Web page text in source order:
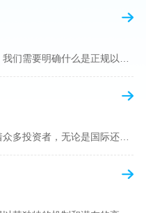
期货市场一直以其独特的魅力吸引着众多投资者，无论是国际还是国内场景下，其波澜壮阔的市场行情都给予了投资者无限遐想。今天，我们将深入探讨一个特别的问题——"国内期货可以做空吗"？这个问题不仅关乎投资者的策略布局，更涉及到期货市场机制的基本理解。在深入探讨之前，我们首先需要明确几个期货市场的基础概念。期货，是指在标准化合约基础上，双方承诺在未来某一特定时间以约定价格买卖一定数量的商品或金融产品的合约。它允訸投资者通过买入（做多）或卖出（做空）合约来预测未来价格的变动。我们来揭开国